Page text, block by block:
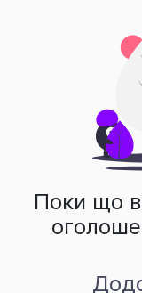
Поки що в